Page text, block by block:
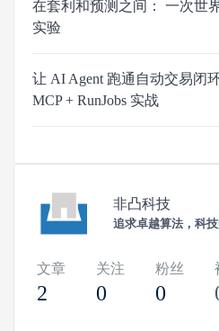
在套利和预测之间： 一次世
实验
让 AI Agent 跑通自动交易闭
MCP + RunJobs 实战
非凸科技
追求卓越算法，科
文章
2
关注
0
粉丝
0